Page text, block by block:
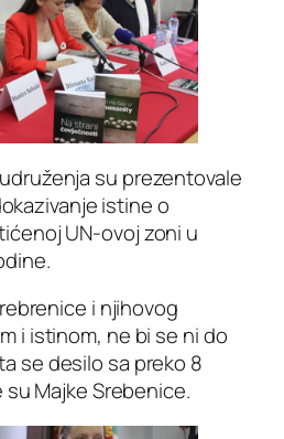
su prezentovale
istine o
UN-ovoj zoni u
i njihovog
i istinom, ne bi se ni do
se desilo sa preko 8
su Majke Srebenice.